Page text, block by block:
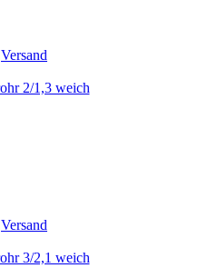
Versand
Versand